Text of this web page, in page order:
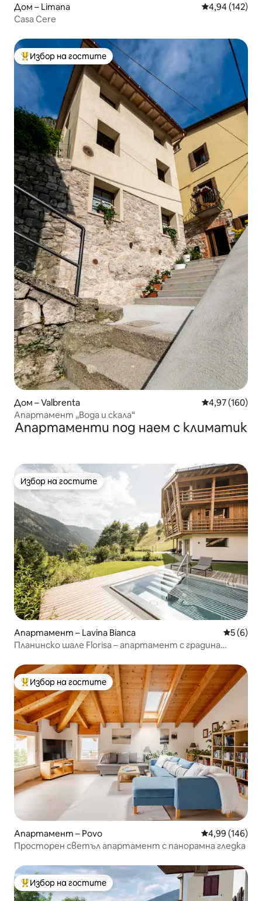
Дом – Limana Средна
4,94 (142)
Casa Cere
Най-популярен избор на гостите
Избор на гостите
Дом – Valbrenta Средна
4,97 (160)
Апартамент „Вода и скала“
Апартаменти под наем с климатик
Избор на гостите
Избор на гостите
Апартамент – Lavina Bianca Средна
5 (6)
Планинско шале Florisa – апартамент с градина
Най-популярен избор на гостите
Избор на гостите
Апартамент – Povo Средна
4,99 (146)
Просторен светъл апартамент с панорамна гледка
Най-популярен избор на гостите
Избор на гостите